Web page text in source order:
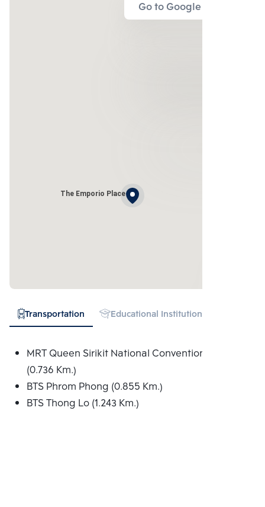
Go to Google Map
The Emporio Place
Transportation Educational Institution
MRT Queen Sirikit National Convention Centre
(0.736 Km.)
BTS Phrom Phong (0.855 Km.)
BTS Thong Lo (1.243 Km.)